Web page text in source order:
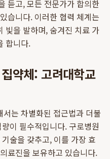
듣고, 모든 전문가가 합의한
습니다. 이러한 협력 체계는
빛을 발하며, 숨겨진 치료 가
합니다.
약체: 고려대학교
는 차별화된 접근법과 더불
이 필수적입니다. 구로병원
술을 갖추고, 이를 가장 효
료진을 보유하고 있습니다.